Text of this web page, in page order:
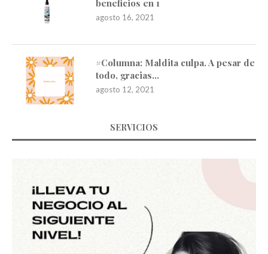
beneficios en 1
agosto 16, 2021
#Columna: Maldita culpa. A pesar de
todo, gracias…
agosto 12, 2021
SERVICIOS